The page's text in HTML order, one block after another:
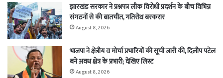
झारखंड सरकार ने प्रश्नपत्र लीक विरोधी प्रदर्शन के बीच विभिन्न
संगठनों से की बातचीत, गतिरोध बरकरार
August 8, 2026
भाजपा ने क्षेत्रीय व मोर्चा प्रभारियों की सूची जारी की, दिलीप पटेल
बने अवध क्षेत्र के प्रभारी; देखिए लिस्ट
August 8, 2026